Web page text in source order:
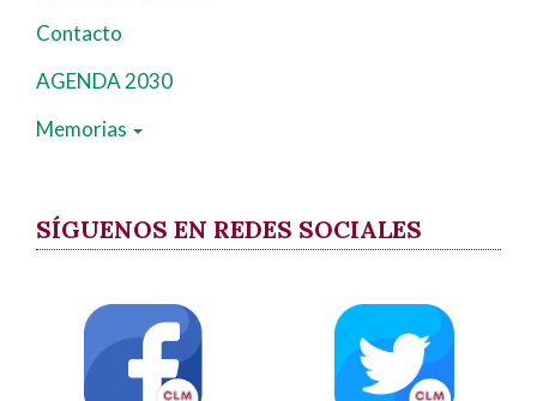
Contacto
AGENDA 2030
Memorias
SÍGUENOS EN REDES SOCIALES